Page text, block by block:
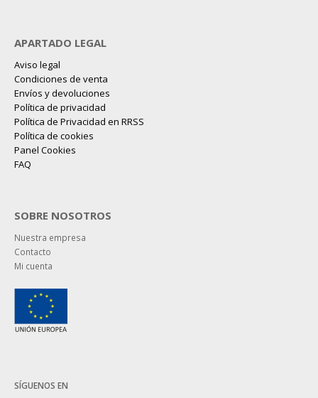
APARTADO LEGAL
Aviso legal
Condiciones de venta
Envíos y devoluciones
Política de privacidad
Política de Privacidad en RRSS
Política de cookies
Panel Cookies
FAQ
SOBRE NOSOTROS
Nuestra empresa
Contacto
Mi cuenta
SÍGUENOS EN